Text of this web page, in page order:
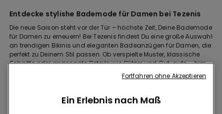
Entdecke stylishe Bademode für Damen bei Tezenis
Die neue Saison steht vor der Tür – höchste Zeit, Deine Bademode
für Damen zu erneuern! Bei Tezenis findest Du eine große Auswahl
an trendigen Bikinis und eleganten Badeanzügen für Damen, die
perfekt zu Deinem Stil passen. Ob verspielte Muster, klassische
Schnitte oder angesagte Details wie Glitzer und Cut-outs – hier
ist für jede Fashionista etwas dabei. Besonders beliebt sind
, die Du individuell zusammenstellen kannst, um
Egal, ob Du einenBikini für große Cupsfür optimalen Halt, einen
Ein Erlebnis nach Maß
Fortfahren ohne Akzeptieren